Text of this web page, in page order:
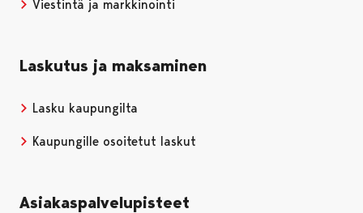
Viestintä ja markkinointi
Laskutus ja maksaminen
Lasku kaupungilta
Kaupungille osoitetut laskut
Asiakaspalvelupisteet